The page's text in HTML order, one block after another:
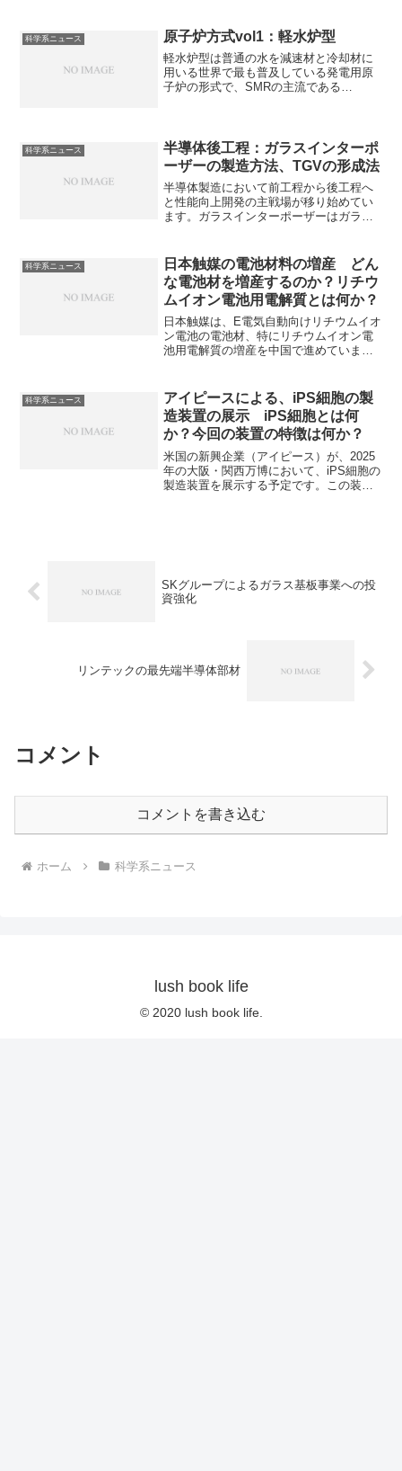
末は使用されています。工場支援が重要
な理由や具体的な事例にどんなものがあ
るかを知ることができます。
科学系ニュース 原子炉方式vol1：軽水炉型
軽水炉型は普通の水を減速材と冷却材に
用いる世界で最も普及している発電用原
子炉の形式で、SMRの主流である
ます。
科学系ニュース
半導体後工程：ガラスインターポ
ーザーの製造方法、TGVの形成法
半導体製造において前工程から後工程へ
と性能向上開発の主戦場が移り始めてい
ます。ガラスインターポーザーはガラス
近い、大面積で安価に製造できるなどの
特徴を持っています。ガラスインターポ
ーザーの製造工程、特に穴あけの工程、
レーザー加工とウエットエッチングの違
いを知ることができます。
科学系ニュース
日本触媒の電池材料の増産 どん
な電池材を増産するのか？リチウ
ムイオン電池用電解質とは何か？
日本触媒は、E電気自動向けリチウムイオ
ン電池の電池材、特にリチウムイオン電
池用電解質の増産を中国で進めていま
に使用され、優れた特性を持つリチウム
塩です。どのような化合物なのかや高温
での動作性に優れる理由を知ることがで
きます。
科学系ニュース
アイピースによる、iPS細胞の製
造装置の展示 iPS細胞とは何
か？今回の装置の特徴は何か？
米国の新興企業（アイピース）が、2025
年の大阪・関西万博において、iPS細胞の
製造装置を展示する予定です。​この装置
す。
SKグループによるガラス基板事業への投
資強化
リンテックの最先端半導体部材
コメント
コメントを書き込む
ホーム 科学系ニュース
lush book life
© 2020 lush book life.